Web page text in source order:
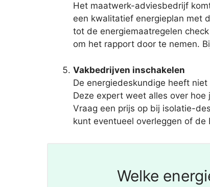
Het maatwerk-adviesbedrijf
een kwalitatief energieplan met
tot de energiemaatregelen
om het rapport door te nemen.
Vakbedrijven inschakelen
De energiedeskundige heeft
Deze expert weet alles over
Vraag een prijs op bij isolatie-
kunt eventueel overleggen of de
Welke